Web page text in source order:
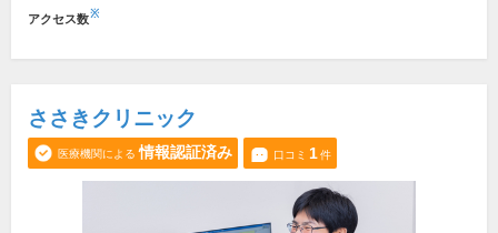
アクセス数※
ささきクリニック
医療機関による 情報認証済み 口コミ 1件